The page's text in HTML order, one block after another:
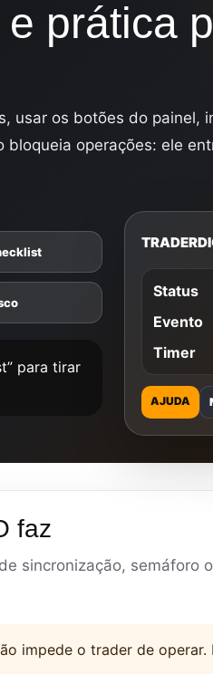
prática
usar os botões do painel,
operações: ele
para tirar
Status
Evento
Timer
AJUDA
faz
sincronização, semáforo
impede o trader de operar.